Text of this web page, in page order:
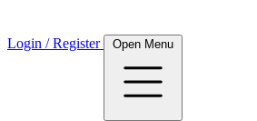
Login / Register Open Menu